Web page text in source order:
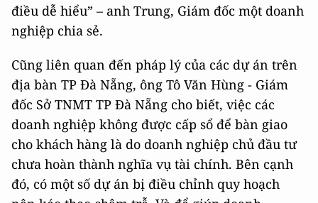
điều dễ hiểu” – anh Trung, Giám đốc một doanh
nghiệp chia sẻ.
Cũng liên quan đến pháp lý của các dự án trên
địa bàn TP Đà Nẵng, ông Tô Văn Hùng - Giám
đốc Sở TNMT TP Đà Nẵng cho biết, việc các
doanh nghiệp không được cấp sổ để bàn giao
cho khách hàng là do doanh nghiệp chủ đầu tư
chưa hoàn thành nghĩa vụ tài chính. Bên cạnh
đó, có một số dự án bị điều chỉnh quy hoạch